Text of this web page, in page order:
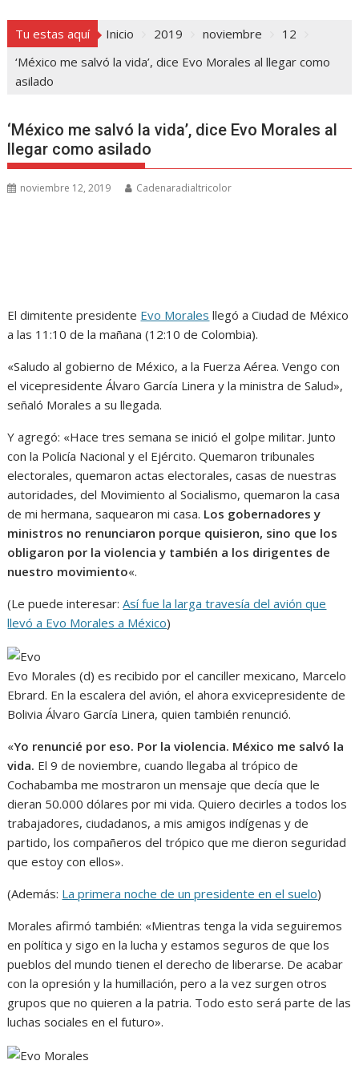
Tu estas aquí Inicio 2019 noviembre
12
‘México me salvó la vida’, dice Evo Morales al llegar como
asilado
‘México me salvó la vida’, dice Evo Morales al
llegar como asilado
noviembre 12, 2019 Cadenaradialtricolor
El dimitente presidente Evo Morales llegó a Ciudad de México
a las 11:10 de la mañana (12:10 de Colombia).
«Saludo al gobierno de México, a la Fuerza Aérea. Vengo con
el vicepresidente Álvaro García Linera y la ministra de Salud»,
señaló Morales a su llegada.
Y agregó: «Hace tres semana se inició el golpe militar. Junto
con la Policía Nacional y el Ejército. Quemaron tribunales
electorales, quemaron actas electorales, casas de nuestras
autoridades, del Movimiento al Socialismo, quemaron la casa
de mi hermana, saquearon mi casa. Los gobernadores y
ministros no renunciaron porque quisieron, sino que los
obligaron por la violencia y también a los dirigentes de
nuestro movimiento«.
(Le puede interesar:Así fue la larga travesía del avión que
llevó a Evo Morales a México)
Evo Morales (d) es recibido por el canciller mexicano, Marcelo
Ebrard. En la escalera del avión, el ahora exvicepresidente de
Bolivia Álvaro García Linera, quien también renunció.
«Yo renuncié por eso. Por la violencia. México me salvó la
vida. El 9 de noviembre, cuando llegaba al trópico de
Cochabamba me mostraron un mensaje que decía que le
dieran 50.000 dólares por mi vida. Quiero decirles a todos los
trabajadores, ciudadanos, a mis amigos indígenas y de
partido, los compañeros del trópico que me dieron seguridad
que estoy con ellos».
(Además: La primera noche de un presidente en el suelo)
Morales afirmó también: «Mientras tenga la vida seguiremos
en política y sigo en la lucha y estamos seguros de que los
pueblos del mundo tienen el derecho de liberarse. De acabar
con la opresión y la humillación, pero a la vez surgen otros
grupos que no quieren a la patria. Todo esto será parte de las
luchas sociales en el futuro».